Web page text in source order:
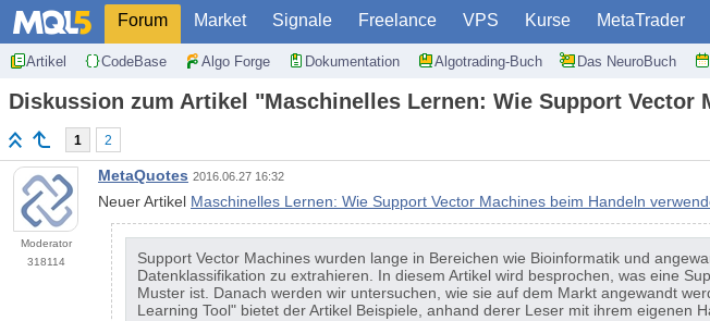
Forum Market Signale Freelance VPS Kurse MetaTrader
Artikel CodeBase Algo Forge Dokumentation Algotrading-Buch Das NeuroBuch
Diskussion zum Artikel "Maschinelles Lernen: Wie Support Vector
1 2
Moderator
318114
MetaQuotes 2016.06.27 16:32
Neuer Artikel Maschinelles Lernen: Wie Support Vector Machines beim Handeln
Support Vector Machines wurden lange in Bereichen wie Bioinformatik und
Datenklassifikation zu extrahieren. In diesem Artikel wird besprochen, was eine
Muster ist. Danach werden wir untersuchen, wie sie auf dem Markt angewandt
Learning Tool" bietet der Artikel Beispiele, anhand derer Leser mit ihrem eigenen